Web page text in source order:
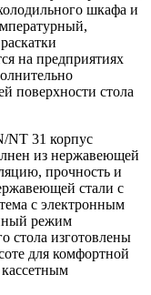
шкафа и
на предприятиях
поверхности стола
NT 31 корпус
из нержавеющей
прочность и
стали с
с электронным
режим
стола изготовлены
для комфортной